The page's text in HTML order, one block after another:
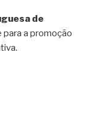
de
a promoção